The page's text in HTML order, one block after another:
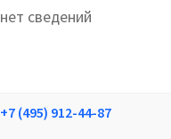
нет сведений
+7 (495) 912-44-87